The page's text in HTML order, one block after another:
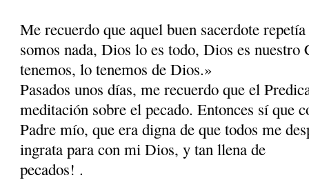
Me recuerdo que aquel buen sacerdote
somos nada, Dios lo es todo, Dios es nuestro
tenemos, lo tenemos de Dios.»
Pasados unos días, me recuerdo que el
meditación sobre el pecado. Entonces sí que
Padre mío, que era digna de que todos me
ingrata para con mi Dios, y tan llena de
pecados! .